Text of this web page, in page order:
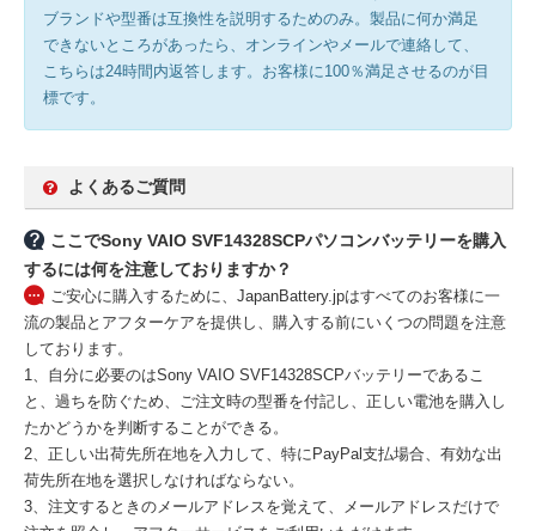
ブランドや型番は互換性を説明するためのみ。製品に何か満足
できないところがあったら、オンラインやメールで連絡して、
こちらは24時間内返答します。お客様に100％満足させるのが目
標です。
よくあるご質問
ここでSony VAIO SVF14328SCPパソコンバッテリーを購入
するには何を注意しておりますか？
ご安心に購入するために、JapanBattery.jpはすべてのお客様に一
流の製品とアフターケアを提供し、購入する前にいくつの問題を注意
しております。
1、自分に必要のはSony VAIO SVF14328SCPバッテリーであるこ
と、過ちを防ぐため、ご注文時の型番を付記し、正しい電池を購入し
たかどうかを判断することができる。
2、正しい出荷先所在地を入力して、特にPayPal支払場合、有効な出
荷先所在地を選択しなければならない。
3、注文するときのメールアドレスを覚えて、メールアドレスだけで